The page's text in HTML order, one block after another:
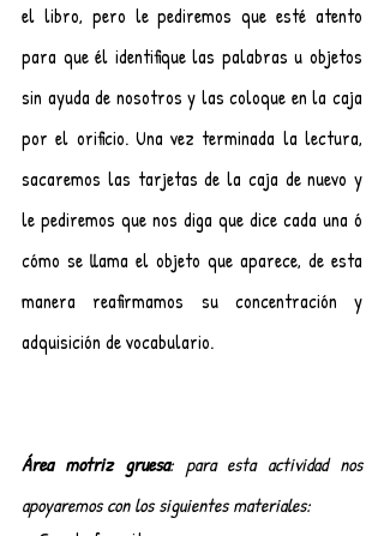
el libro, pero le pediremos que esté atento
para que él identifique las palabras u objetos
sin ayuda de nosotros y las coloque en la caja
por el orificio. Una vez terminada la lectura,
sacaremos las tarjetas de la caja de nuevo y
le pediremos que nos diga que dice cada una ó
cómo se llama el objeto que aparece, de esta
manera reafirmamos su concentración y
adquisición de vocabulario.
Área motriz gruesa: para esta actividad nos
apoyaremos con los siguientes materiales: